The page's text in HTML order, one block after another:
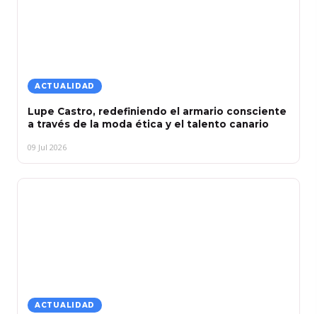
ACTUALIDAD
Lupe Castro, redefiniendo el armario consciente
a través de la moda ética y el talento canario
09 Jul 2026
ACTUALIDAD